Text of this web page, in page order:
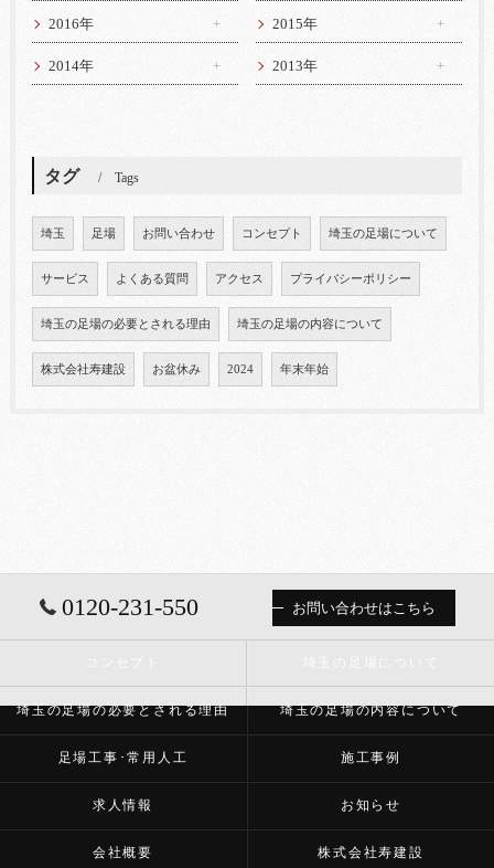
2016年 2015年
2014年 2013年
タグ Tags
埼玉 足場 お問い合わせ コンセプト 埼玉の足場について
サービス よくある質問 アクセス プライバシーポリシー
埼玉の足場の必要とされる理由 埼玉の足場の内容について
株式会社寿建設 お盆休み 2024 年末年始
0120-231-550 お問い合わせはこちら
埼玉の足場の必要とされる理由 埼玉の足場の内容について
足場工事･常用人工 施工事例
求人情報 お知らせ
会社概要 株式会社寿建設